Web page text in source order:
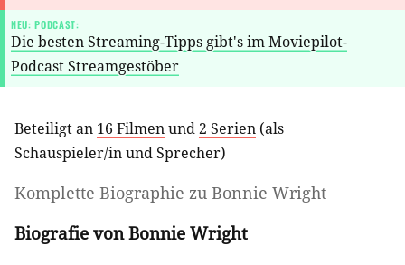
NEU: PODCAST:
Die besten Streaming-Tipps gibt's im Moviepilot-
Podcast Streamgestöber
Beteiligt an 16 Filmenund2 Serien (als
Schauspieler/inundSprecher)
Komplette Biographie zu Bonnie Wright
Biografie von Bonnie Wright